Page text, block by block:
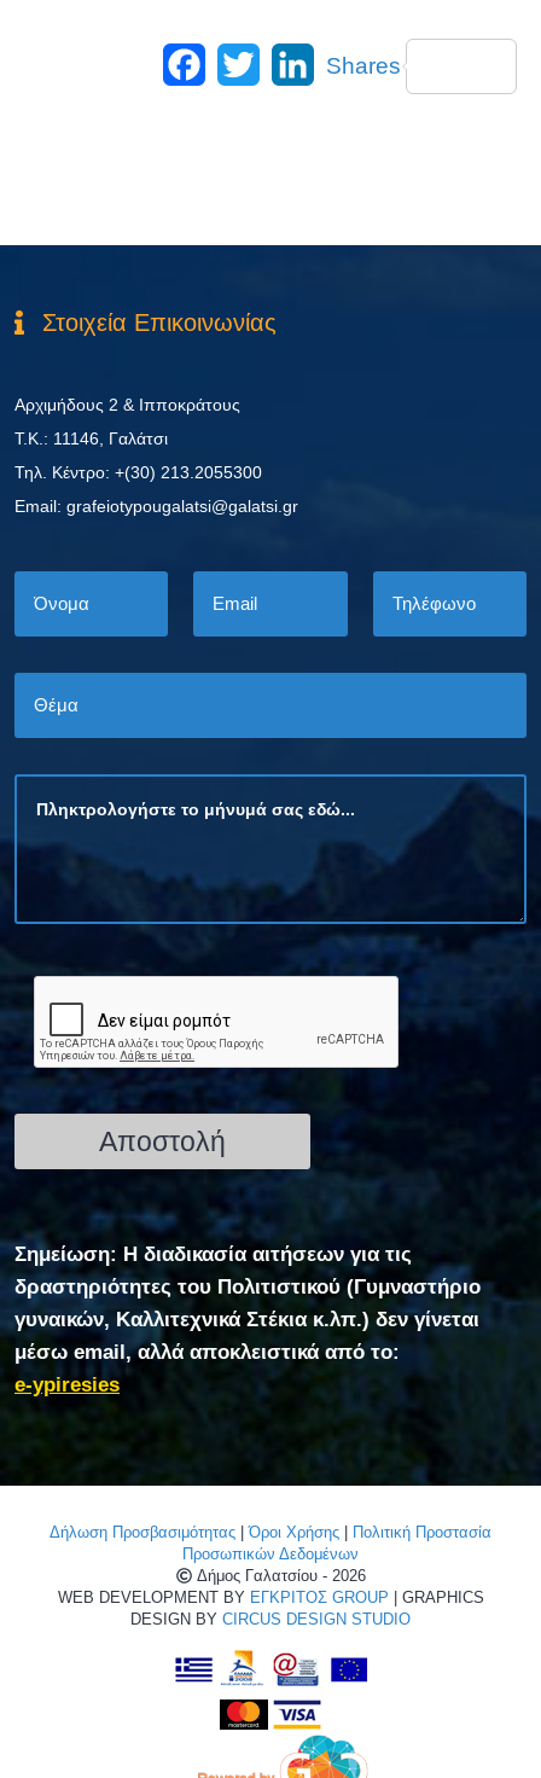
Facebook
Twitter LinkedIn
Shares
Στοιχεία Επικοινωνίας
Αρχιμήδους 2 & Ιπποκράτους
Τ.Κ.: 11146, Γαλάτσι
Τηλ. Κέντρο: +(30) 213.2055300
Εmail: grafeiotypougalatsi@galatsi.gr
Σημείωση: Η διαδικασία αιτήσεων για τις
δραστηριότητες του Πολιτιστικού (Γυμναστήριο
γυναικών, Καλλιτεχνικά Στέκια κ.λπ.) δεν γίνεται
μέσω email, αλλά αποκλειστικά από το:
e-ypiresies
Δήλωση Προσβασιμότητας |Όροι Χρήσης
Πολιτική Προστασία
Προσωπικών Δεδομένων
Δήμος Γαλατσίου - 2026
WEB DEVELOPMENT BY ΕΓΚΡΙΤΟΣ GROUP | GRAPHICS
DESIGN BY CIRCUS DESIGN STUDIO